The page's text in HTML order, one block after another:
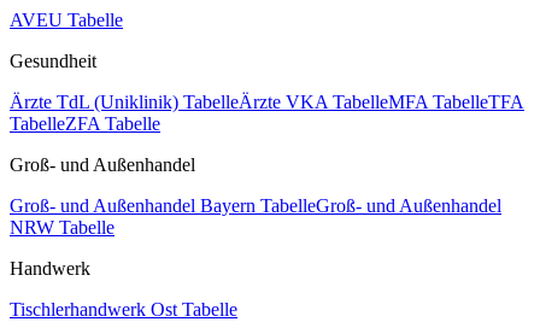
AVEU Tabelle
Gesundheit
Ärzte TdL (Uniklinik) TabelleÄrzte VKA TabelleMFA TabelleTFA
TabelleZFA Tabelle
Groß- und Außenhandel
Groß- und Außenhandel Bayern TabelleGroß- und Außenhandel
NRW Tabelle
Handwerk
Tischlerhandwerk Ost Tabelle